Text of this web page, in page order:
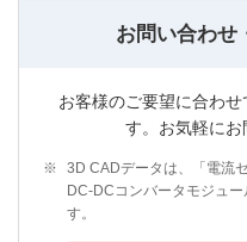
お問い合わせ
お客様のご要望に合わ
す。お気軽にお
※
3D CADデータは、「電流
DC-DCコンバータモジュ
す。